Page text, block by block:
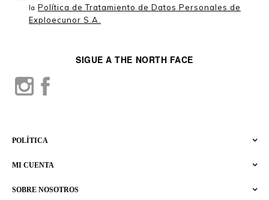
SOBRE NOSOTROS
MI CUENTA
POLÍTICA
SIGUE A THE NORTH FACE
la Política de Tratamiento de Datos Personales de
Exploecunor S.A.